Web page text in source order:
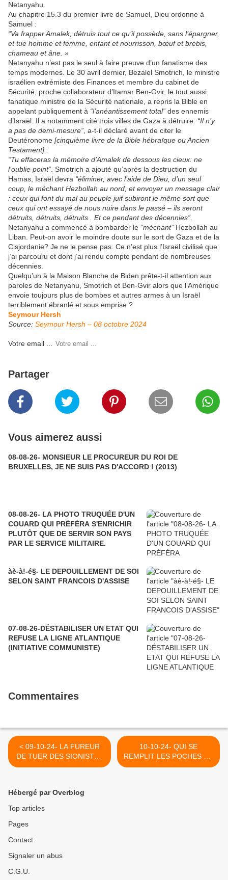
Netanyahu.
Au chapitre 15.3 du premier livre de Samuel, Dieu ordonne à
Samuel :
“Va frapper Amalek, détruis tout ce qu’il possède, sans l’épargner,
et tue homme et femme, enfant et nourrisson, bœuf et brebis,
chameau et âne. »
Netanyahu n’est pas le seul à faire preuve d’un fanatisme des
temps modernes. Le 30 avril dernier, Bezalel Smotrich, le ministre
israélien extrémiste des Finances et membre du cabinet de
Sécurité, proche collaborateur d’Itamar Ben-Gvir, le tout aussi
fanatique ministre de la Sécurité nationale, a repris la Bible en
appelant publiquement à “l’anéantissement total” des ennemis
d’Israël. Il a notamment cité trois villes de Gaza à détruire. “Il n’y
a pas de demi-mesure” , a-t-il déclaré avant de citer le
Deutéronome [cinquième livre de la Bible hébraïque ou Ancien
Testament] :
“Tu effaceras la mémoire d’Amalek de dessous les cieux: ne
l’oublie point” . Smotrich a ajouté qu’après la destruction du
Hamas, Israël devra “éliminer, avec l’aide de Dieu, d’un seul
coup, le méchant Hezbollah au nord, et envoyer un message clair
: ceux qui font du mal au peuple juif subiront le même sort que
ceux qui ont essayé de nous nuire dans le passé – ils seront
détruits, détruits, détruits . Et ce pendant des décennies”
Netanyahu a commencé à bombarder le “méchant” Hezbollah au
Liban. Peut-on avoir le moindre doute sur le sort de Gaza et de la
Cisjordanie? Je ne le pense pas. Ce n’est plus l’Israël civilisé que
j’ai parcouru et dont j’ai rendu compte pendant de nombreuses
décennies.
Quelqu’un à la Maison Blanche de Biden prête-t-il attention aux
paroles de Netanyahu, Smotrich et Ben-Gvir alors que l’Amérique
envoie toujours plus de bombes et autres armes à un Israël
terriblement ébranlé et sous emprise ?
Seymour Hersh
Source: Seymour Hersh – 08 octobre 2024
Votre email ...
Partager
Vous aimerez aussi
08-08-26- MONSIEUR LE PROCUREUR DU ROI DE
BRUXELLES, JE NE SUIS PAS D'ACCORD ! (2013)
08-08-26- LA PHOTO TRUQUÉE D'UN
COUARD QUI PRÉFÉRA S'ENRICHIR
PLUTÔT QUE DE SERVIR SON PAYS
PAR LE SERVICE MILITAIRE.
àè-à!-é§- LE DEPOUILLEMENT DE SOI
SELON SAINT FRANCOIS D'ASSISE
07-08-26-DÉSTABILISER UN ETAT QUI
REFUSE LA LIGNE ATLANTIQUE
(INITIATIVE COMMUNISTE)
Commentaires
< 09-10-24- LA FUREUR
DE TUER DES SIONISTES
SE RÉCLAMANT DE LA
UNIVERSEL DE NE PAS
10-10-24- QUI SE
REMPLIT LES POCHES EN
FRANCE ET CHEZ NOUS
Hébergé par Overblog
Top articles
Pages
Contact
Signaler un abus
C.G.U.